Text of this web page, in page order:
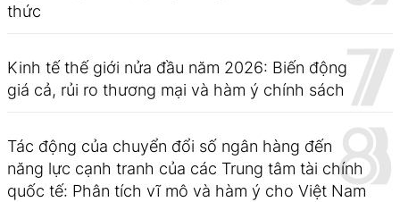
thức
Kinh tế thế giới nửa đầu năm 2026: Biến động
giá cả, rủi ro thương mại và hàm ý chính sách
Tác động của chuyển đổi số ngân hàng đến
năng lực cạnh tranh của các Trung tâm tài chính
quốc tế: Phân tích vĩ mô và hàm ý cho Việt Nam